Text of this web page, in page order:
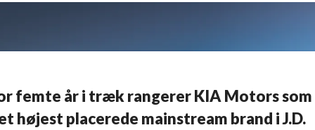
femte år i træk rangerer KIA Motors som
højest placerede mainstream brand i J.D.